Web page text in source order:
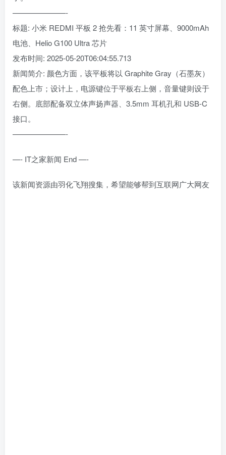
———————-
标题: 小米 REDMI 平板 2 抢先看：11 英寸屏幕、9000mAh
电池、Helio G100 Ultra 芯片
发布时间: 2025-05-20T06:04:55.713
新闻简介: 颜色方面，该平板将以 Graphite Gray（石墨灰）
配色上市；设计上，电源键位于平板右上侧，音量键则设于
右侧。底部配备双立体声扬声器、3.5mm 耳机孔和 USB-C
接口。
———————-
—- IT之家新闻 End —-
该新闻资源由羽化飞翔搜集，希望能够帮到互联网广大网友